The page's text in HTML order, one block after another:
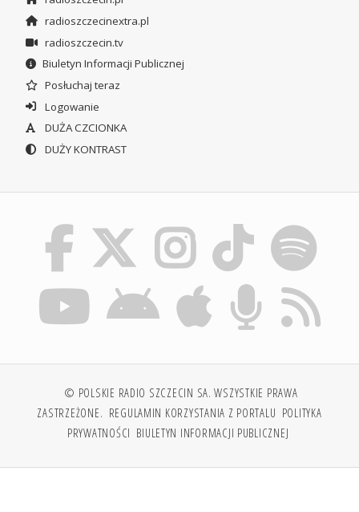
radioszczecinextra.pl
radioszczecin.tv
Biuletyn Informacji Publicznej
Posłuchaj teraz
Logowanie
DUŻA CZCIONKA
DUŻY KONTRAST
© POLSKIE RADIO SZCZECIN SA. WSZYSTKIE PRAWA
ZASTRZEŻONE. REGULAMIN KORZYSTANIA Z PORTALU POLITYKA
PRYWATNOŚCI BIULETYN INFORMACJI PUBLICZNEJ